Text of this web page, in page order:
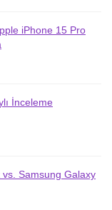
iPhone 15 Pro
İnceleme
Samsung Galaxy